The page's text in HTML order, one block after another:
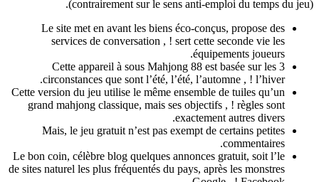
Le site met en
services de
Cette appareil
circonstances
Cette version du jeu
grand mahjong
Mais, le jeu
Le bon coin, célèbre
de sites naturel les plus